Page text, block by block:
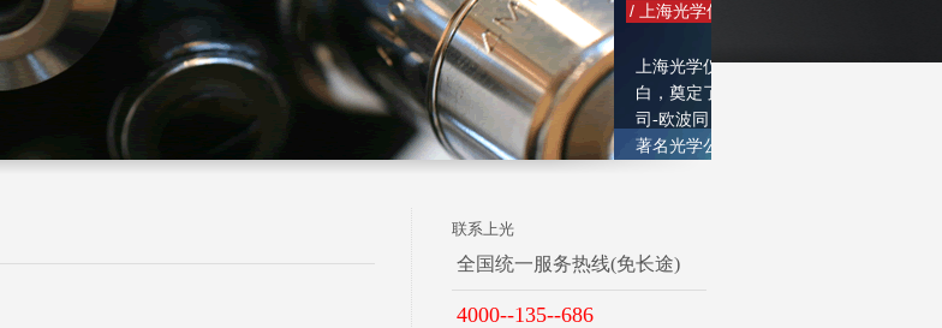
联系上光
全国统一服务热线(免长途)
4000--135--686